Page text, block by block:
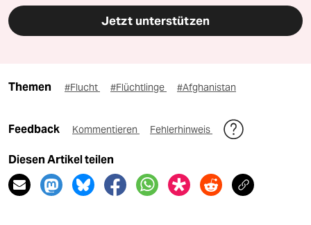
Jetzt unterstützen
Themen #Flucht #Flüchtlinge #Afghanistan
Feedback Kommentieren Fehlerhinweis
Diesen Artikel teilen